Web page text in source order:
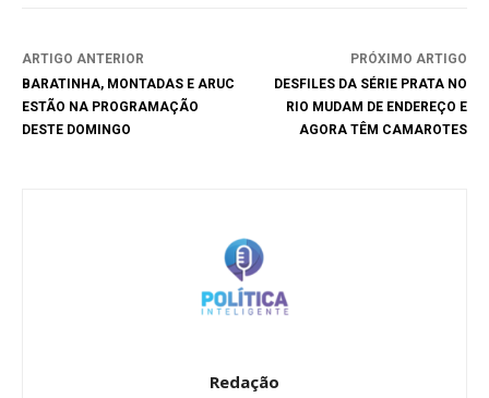
ARTIGO ANTERIOR
BARATINHA, MONTADAS E ARUC
ESTÃO NA PROGRAMAÇÃO
DESTE DOMINGO
PRÓXIMO ARTIGO
DESFILES DA SÉRIE PRATA NO
RIO MUDAM DE ENDEREÇO E
AGORA TÊM CAMAROTES
Redação